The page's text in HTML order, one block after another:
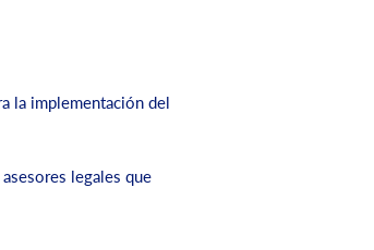
la implementación del
legales que